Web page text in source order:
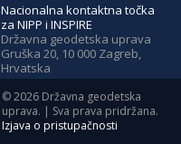
Nacionalna kontaktna točka
za NIPP i INSPIRE
Državna geodetska uprava
Gruška 20, 10 000 Zagreb,
Hrvatska
©2026 Državna geodetska
uprava. | Sva prava pridržana.
Izjava o pristupačnosti